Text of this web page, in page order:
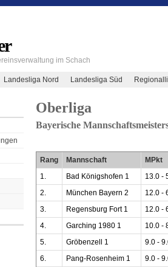
im Schach
Landesliga Nord Landesliga Süd
Oberliga
Bayerische
Rang Mannschaft
MPkt
1.
Bad Königshofen 1
13.0 -
2.
München Bayern 2
12.0 -
3.
Regensburg Fort 1
12.0 -
4.
Garching 1980 1
10.0 -
5.
Gröbenzell 1
9.0 -
6.
Pang-Rosenheim 1
9.0 -